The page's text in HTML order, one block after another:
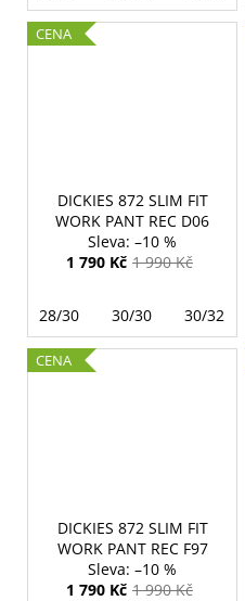
CENA
DICKIES 872 SLIM FIT
WORK PANT REC D06
–10 %
1 790 Kč 1 990 Kč
28/30 30/30 30/32
CENA
DICKIES 872 SLIM FIT
WORK PANT REC F97
–10 %
1 790 Kč 1 990 Kč